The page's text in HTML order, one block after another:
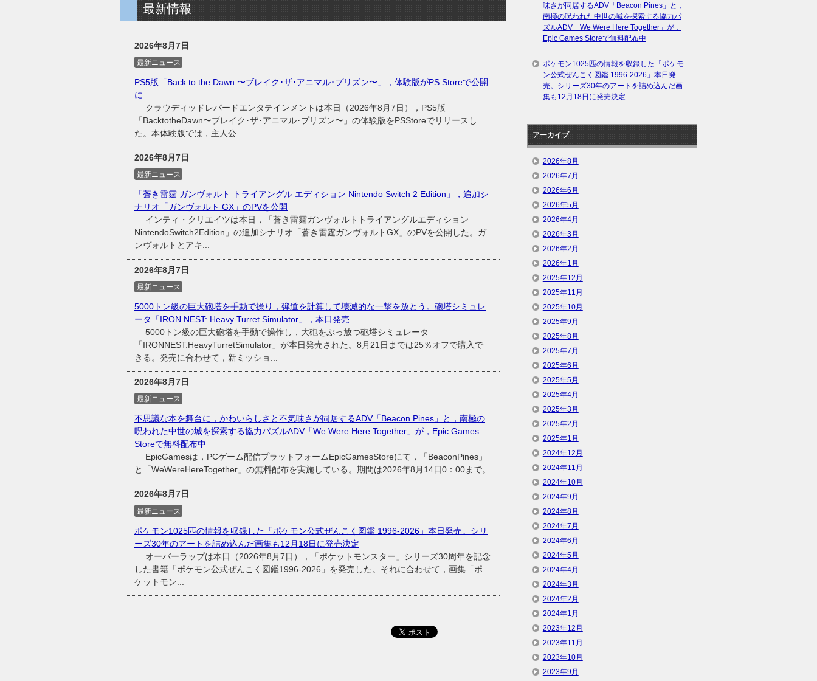
最新情報
2026年8月7日
最新ニュース
PS5版「Back to the Dawn 〜ブレイク･ザ･アニマル･プリズン〜」，体験版がPS Storeで公開
に
クラウディッドレパードエンタテインメントは本日（2026年8月7日），PS5版
「BacktotheDawn〜ブレイク･ザ･アニマル･プリズン〜」の体験版をPSStoreでリリースし
た。本体験版では，主人公...
2026年8月7日
最新ニュース
「蒼き雷霆 ガンヴォルト トライアングル エディション Nintendo Switch 2 Edition」，追加シ
ナリオ「ガンヴォルト GX」のPVを公開
インティ・クリエイツは本日，「蒼き雷霆ガンヴォルトトライアングルエディション
NintendoSwitch2Edition」の追加シナリオ「蒼き雷霆ガンヴォルトGX」のPVを公開した。ガ
ンヴォルトとアキ...
2026年8月7日
最新ニュース
5000トン級の巨大砲塔を手動で操り，弾道を計算して壊滅的な一撃を放とう。砲塔シミュレ
ータ「IRON NEST: Heavy Turret Simulator」，本日発売
5000トン級の巨大砲塔を手動で操作し，大砲をぶっ放つ砲塔シミュレータ
「IRONNEST:HeavyTurretSimulator」が本日発売された。8月21日までは25％オフで購入で
きる。発売に合わせて，新ミッショ...
2026年8月7日
最新ニュース
不思議な本を舞台に，かわいらしさと不気味さが同居するADV「Beacon Pines」と，南極の
呪われた中世の城を探索する協力パズルADV「We Were Here Together」が，Epic Games
Storeで無料配布中
EpicGamesは，PCゲーム配信プラットフォームEpicGamesStoreにて，「BeaconPines」
と「WeWereHereTogether」の無料配布を実施している。期間は2026年8月14日0：00まで。
2026年8月7日
最新ニュース
ポケモン1025匹の情報を収録した「ポケモン公式ぜんこく図鑑 1996-2026」本日発売。シリ
ーズ30年のアートを詰め込んだ画集も12月18日に発売決定
オーバーラップは本日（2026年8月7日），「ポケットモンスター」シリーズ30周年を記念
した書籍「ポケモン公式ぜんこく図鑑1996-2026」を発売した。それに合わせて，画集「ポ
ケットモン...
味さが同居するADV「Beacon Pines」と，
南極の呪われた中世の城を探索する協力パ
ズルADV「We Were Here Together」が，
Epic Games Storeで無料配布中
ポケモン1025匹の情報を収録した「ポケモ
ン公式ぜんこく図鑑 1996-2026」本日発
売。シリーズ30年のアートを詰め込んだ画
集も12月18日に発売決定
アーカイブ
2026年8月
2026年7月
2026年6月
2026年5月
2026年4月
2026年3月
2026年2月
2026年1月
2025年12月
2025年11月
2025年10月
2025年9月
2025年8月
2025年7月
2025年6月
2025年5月
2025年4月
2025年3月
2025年2月
2025年1月
2024年12月
2024年11月
2024年10月
2024年9月
2024年8月
2024年7月
2024年6月
2024年5月
2024年4月
2024年3月
2024年2月
2024年1月
2023年12月
2023年11月
2023年10月
2023年9月